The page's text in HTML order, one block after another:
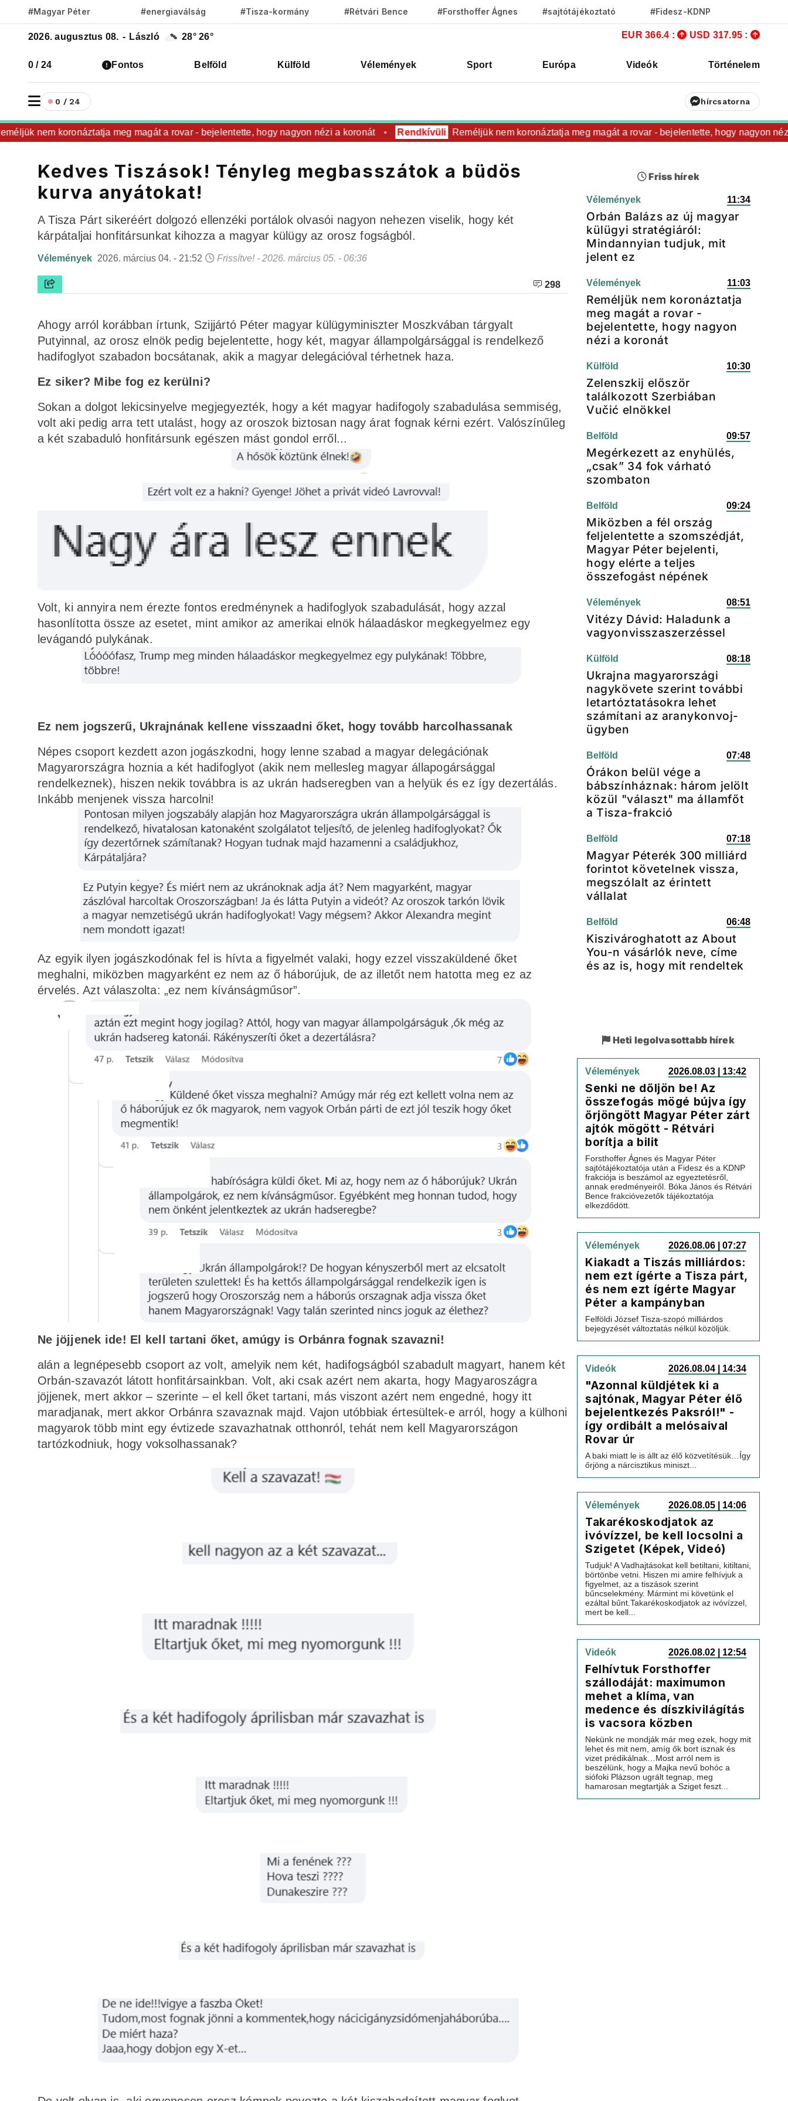
#Magyar Péter #energiaválság #Tisza-kormány #Rétvári Bence #Forsthoffer Ágnes #sajtótájékoztató #Fidesz-KDNP
2026. augusztus 08. - László 28° 26° EUR 366.4 : USD 317.95 :
0 / 24 Fontos Belföld Külföld Vélemények Sport Európa Videók Történelem
0 / 24 hírcsatorna
nem koronáztatja meg magát a rovar - bejelentette, hogy nagyon nézi a koronát Rendkívüli Reméljük nem koronáztatja meg magát a rovar - bejelentette, hogy nagyon nézi a
Kedves Tiszások! Tényleg megbasszátok a büdös
kurva anyátokat!
A Tisza Párt sikeréért dolgozó ellenzéki portálok olvasói nagyon nehezen viselik, hogy két
kárpátaljai honfitársunkat kihozza a magyar külügy az orosz fogságból.
Vélemények 2026. március 04. - 21:52 Frissítve! - 2026. március 05. - 06:36
298
Ahogy arról korábban írtunk, Szijjártó Péter magyar külügyminiszter Moszkvában tárgyalt
Putyinnal, az orosz elnök pedig bejelentette, hogy két, magyar állampolgársággal is rendelkező
hadifoglyot szabadon bocsátanak, akik a magyar delegációval térhetnek haza.
Ez siker? Mibe fog ez kerülni?
Sokan a dolgot lekicsinyelve megjegyezték, hogy a két magyar hadifogoly szabadulása semmiség,
volt aki pedig arra tett utalást, hogy az oroszok biztosan nagy árat fognak kérni ezért. Valószínűleg
a két szabaduló honfitársunk egészen mást gondol erről...
Volt, ki annyira nem érezte fontos eredménynek a hadifoglyok szabadulását, hogy azzal
hasonlította össze az esetet, mint amikor az amerikai elnök hálaadáskor megkegyelmez egy
levágandó pulykának.
Ez nem jogszerű, Ukrajnának kellene visszaadni őket, hogy tovább harcolhassanak
Népes csoport kezdett azon jogászkodni, hogy lenne szabad a magyar delegációnak
Magyarországra hoznia a két hadifoglyot (akik nem mellesleg magyar állapogársággal
rendelkeznek), hiszen nekik továbbra is az ukrán hadseregben van a helyük és ez így dezertálás.
Inkább menjenek vissza harcolni!
Az egyik ilyen jogászkodónak fel is hívta a figyelmét valaki, hogy ezzel visszaküldené őket
meghalni, miközben magyarként ez nem az ő háborújuk, de az illetőt nem hatotta meg ez az
érvelés. Azt válaszolta: „ez nem kívánságműsor”.
Ne jöjjenek ide! El kell tartani őket, amúgy is Orbánra fognak szavazni!
alán a legnépesebb csoport az volt, amelyik nem két, hadifogságból szabadult magyart, hanem két
Orbán-szavazót látott honfitársainkban. Volt, aki csak azért nem akarta, hogy Magyaroszágra
jöjjenek, mert akkor – szerinte – el kell őket tartani, más viszont azért nem engedné, hogy itt
maradjanak, mert akkor Orbánra szavaznak majd. Vajon utóbbiak értesültek-e arról, hogy a külhoni
magyarok több mint egy évtizede szavazhatnak otthonról, tehát nem kell Magyarországon
tartózkodniuk, hogy voksolhassanak?
Friss hírek
Vélemények 11:34
Orbán Balázs az új magyar
külügyi stratégiáról:
Mindannyian tudjuk, mit
jelent ez
Vélemények 11:03
Reméljük nem koronáztatja
meg magát a rovar -
bejelentette, hogy nagyon
nézi a koronát
Külföld 10:30
Zelenszkij először
találkozott Szerbiában
Vučić elnökkel
Belföld 09:57
Megérkezett az enyhülés,
„csak” 34 fok várható
szombaton
Belföld 09:24
Miközben a fél ország
feljelentette a szomszédját,
Magyar Péter bejelenti,
hogy elérte a teljes
összefogást népének
Vélemények 08:51
Vitézy Dávid: Haladunk a
vagyonvisszaszerzéssel
Külföld 08:18
Ukrajna magyarországi
nagykövete szerint további
letartóztatásokra lehet
számítani az aranykonvoj-
ügyben
Belföld 07:48
Órákon belül vége a
bábszínháznak: három jelölt
közül "választ" ma államfőt
a Tisza-frakció
Belföld 07:18
Magyar Péterék 300 milliárd
forintot követelnek vissza,
megszólalt az érintett
vállalat
Belföld 06:48
Kiszivároghatott az About
You-n vásárlók neve, címe
és az is, hogy mit rendeltek
Heti legolvasottabb hírek
Vélemények 2026.08.03 | 13:42
Senki ne dőljön be! Az
összefogás mögé bújva így
őrjöngött Magyar Péter zárt
ajtók mögött - Rétvári
borítja a bilit
Forsthoffer Ágnes és Magyar Péter
sajtótájékoztatója után a Fidesz és a KDNP
frakciója is beszámol az egyeztetésről,
annak eredményeiről. Bóka János és Rétvári
Bence frakcióvezetők tájékoztatója
elkezdődött.
Vélemények 2026.08.06 | 07:27
Kiakadt a Tiszás milliárdos:
nem ezt ígérte a Tisza párt,
és nem ezt ígérte Magyar
Péter a kampányban
Felföldi József Tisza-szopó milliárdos
bejegyzését változtatás nélkül közöljük.
Videók 2026.08.04 | 14:34
"Azonnal küldjétek ki a
sajtónak, Magyar Péter élő
bejelentkezés Paksról!" -
így ordibált a melósaival
Rovar úr
A baki miatt le is állt az élő közvetítésük…Így
őrjöng a nárcisztikus miniszt...
Vélemények 2026.08.05 | 14:06
Takarékoskodjatok az
ivóvízzel, be kell locsolni a
Szigetet (Képek, Videó)
Tudjuk! A Vadhajtásokat kell betiltani, kitiltani,
börtönbe vetni. Hiszen mi amire felhívjuk a
figyelmet, az a tiszások szerint
bűncselekmény. Mármint mi követünk el
ezáltal bűnt.Takarékoskodjatok az ivóvízzel,
mert be kell...
Videók 2026.08.02 | 12:54
Felhívtuk Forsthoffer
szállodáját: maximumon
mehet a klíma, van
medence és díszkivilágítás
is vacsora közben
Nekünk ne mondják már meg ezek, hogy mit
lehet és mit nem, amíg ők bort isznak és
vizet prédikálnak…Most arról nem is
beszélünk, hogy a Majka nevű bohóc a
siófoki Plázson ugrált tegnap, meg
hamarosan megtartják a Sziget feszt...